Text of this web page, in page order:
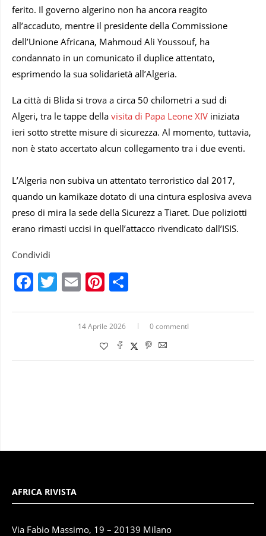
ferito. Il governo algerino non ha ancora reagito
all’accaduto, mentre il presidente della Commissione
dell’Unione Africana, Mahmoud Ali Youssouf, ha
condannato in un comunicato il duplice attentato,
esprimendo la sua solidarietà all’Algeria.
La città di Blida si trova a circa 50 chilometri a sud di
Algeri, tra le tappe della visita di Papa Leone XIV iniziata
ieri sotto strette misure di sicurezza. Al momento, tuttavia,
non è stato accertato alcun collegamento tra i due eventi.
L’Algeria non subiva un attentato terroristico dal 2017,
quando un kamikaze dotato di una cintura esplosiva aveva
preso di mira la sede della Sicurezz a Tiaret. Due poliziotti
erano rimasti uccisi in quell’attacco rivendicato dall’ISIS.
Condividi
Facebook
Twitter
EmailPinterest
14 Aprile 2026 0 commentI
AFRICA RIVISTA
Via Fabio Massimo, 19 – 20139 Milano